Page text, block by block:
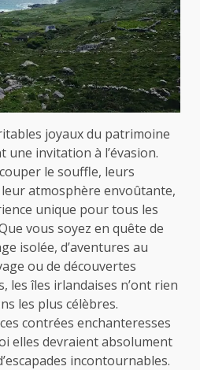
joyaux du patrimoine
invitation à l’évasion.
le souffle, leurs
atmosphère envoûtante,
unique pour tous les
vous soyez en quête de
isolée, d’aventures au
ou de découvertes
les îles irlandaises n’ont rien
les plus célèbres.
contrées enchanteresses
elles devraient absolument
incontournables.